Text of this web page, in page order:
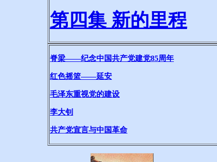
第四集 新的里程
脊梁——纪念中国共产党建党85周年
红色摇篮——延安
毛泽东重视党的建设
李大钊
共产党宣言与中国革命